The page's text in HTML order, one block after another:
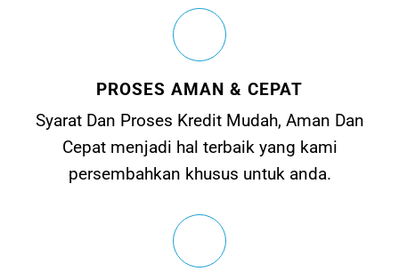
PROSES AMAN & CEPAT
Syarat Dan Proses Kredit Mudah, Aman Dan
Cepat menjadi hal terbaik yang kami
persembahkan khusus untuk anda.